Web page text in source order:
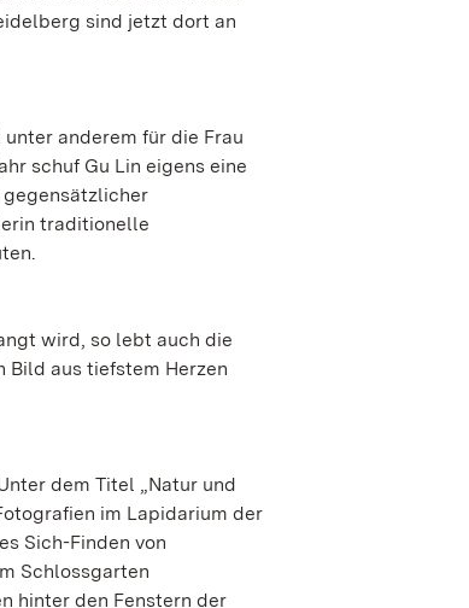
sind jetzt dort an
anderem für die Frau
schuf Gu Lin eigens eine
gegensätzlicher
traditionelle
wird, so lebt auch die
Bild aus tiefstem Herzen
dem Titel „Natur und
im Lapidarium der
Sich-Finden von
Schlossgarten
hinter den Fenstern der